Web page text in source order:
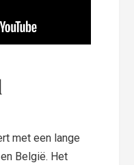
met een lange
België. Het